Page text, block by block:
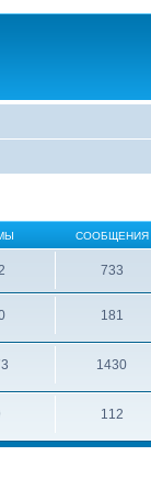
СООБЩЕНИЯ
733
181
1430
112